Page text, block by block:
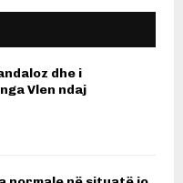
dhe i
Vlen ndaj